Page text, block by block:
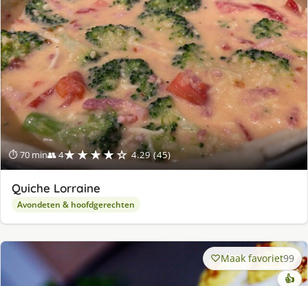
⏱ 70 min👥 4★★★★☆ 4.29 (45)
Quiche Lorraine
Avondeten & hoofdgerechten
Maak favoriet99
👍